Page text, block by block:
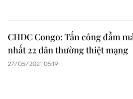
CHDC Congo: Tấn công đẫm
nhất 22 dân thường thiệt mạng
27/05/2021 05:19